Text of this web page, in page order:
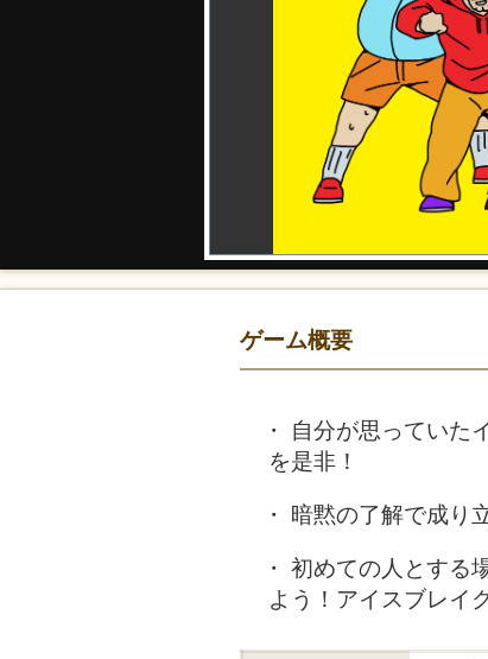
ゲーム概要
自分が思っていた
を是非！
暗黙の了解で成り
初めての人とする
よう！アイスブレイ